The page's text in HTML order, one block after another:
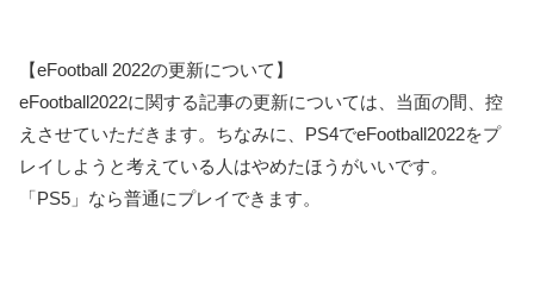
【eFootball 2022の更新について】
eFootball2022に関する記事の更新については、当面の間、控
えさせていただきます。ちなみに、PS4でeFootball2022をプ
レイしようと考えている人はやめたほうがいいです。
「PS5」なら普通にプレイできます。